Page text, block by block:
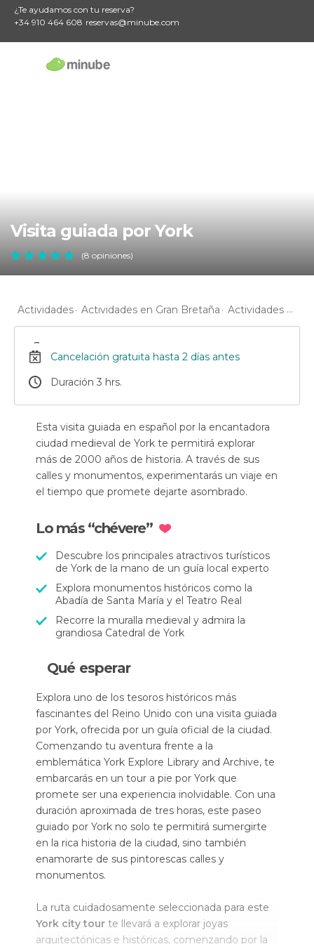
¿Te ayudamos con tu reserva?
+34 910 464 608 reservas@minube.com
Visita guiada por York
(8 opiniones)
Actividades Actividades en Gran Bretaña Actividades en Inglaterra
Cancelación gratuita hasta 2 días antes
Duración 3 hrs.
Esta visita guiada en español por la encantadora
ciudad medieval de York te permitirá explorar
más de 2000 años de historia. A través de sus
calles y monumentos, experimentarás un viaje en
el tiempo que promete dejarte asombrado.
Lo más “chévere”
Descubre los principales atractivos turísticos
de York de la mano de un guía local experto
Explora monumentos históricos como la
Abadía de Santa María y el Teatro Real
Recorre la muralla medieval y admira la
grandiosa Catedral de York
Qué esperar
Explora uno de los tesoros históricos más
fascinantes del Reino Unido con una visita guiada
por York, ofrecida por un guía oficial de la ciudad.
Comenzando tu aventura frente a la
emblemática York Explore Library and Archive, te
embarcarás en un tour a pie por York que
promete ser una experiencia inolvidable. Con una
duración aproximada de tres horas, este paseo
guiado por York no solo te permitirá sumergirte
en la rica historia de la ciudad, sino también
enamorarte de sus pintorescas calles y
monumentos.
La ruta cuidadosamente seleccionada para este
York city tour te llevará a explorar joyas
arquitectónicas e históricas, comenzando por la